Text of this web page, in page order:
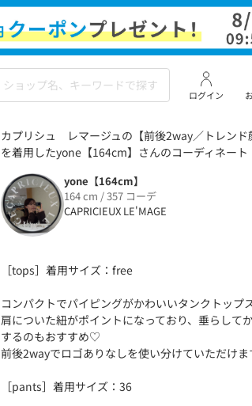
ログイン
カプリシュ レマージュの【前後2way／トレンド
を着用したyone【164cm】さんのコーディネート
yone【164cm】
164 cm / 357 コーデ
CAPRICIEUX LE'MAGE
［tops］着用サイズ：free
コンパクトでパイピングがかわいいタンクトップ
肩についた紐がポイントになっており、垂らして
するのもおすすめ♡
前後2wayでロゴありなしを使い分けていただけ
［pants］着用サイズ：36